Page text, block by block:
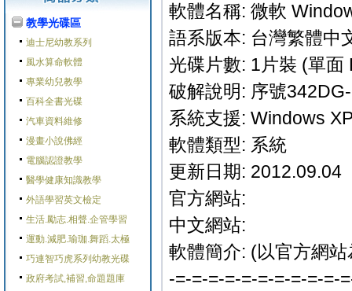
教學光碟區
迪士尼幼教系列
風水算命軟體
專業幼兒教學
百科全書光碟
汽車資料維修
漫畫小說佛經
電腦認證教學
醫學健康知識教學
外語學習英文檢定
生活.勵志.相聲.企管學習
運動.減肥.瑜珈.舞蹈.太極
巧連智巧虎系列幼教光碟
政府考試,補習,命題題庫
軟體名稱: 微軟
語系版本: 台灣繁體中
光碟片數: 1片裝 (單面
破解說明: 序號
系統支援: Windows
軟體類型: 系統
更新日期: 2012.09.04
官方網站:
中文網站:
軟體簡介: (以官方網站
-=-=-=-=-=-=-=-=-=-=-